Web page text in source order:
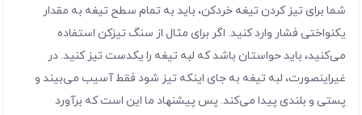
شما برای تیز کردن تیغه خردکن، باید به تمام سطح تیغه به مقدار
یکنواختی فشار وارد کنید. اگر برای مثال از سنگ تیزکن استفاده
می‌کنید، باید حواستان باشد که لبه تیغه را یکدست تیز کنید. در
غیراینصورت، لبه تیغه به جای اینکه تیز شود فقط آسیب می‌بیند و
پستی و بلندی پیدا می‌کند. پس پیشنهاد ما این است که برآورد